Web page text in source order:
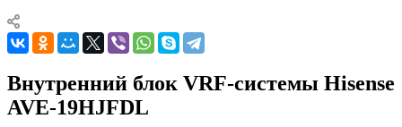
Внутренний блок VRF-системы Hisense
AVE-19HJFDL